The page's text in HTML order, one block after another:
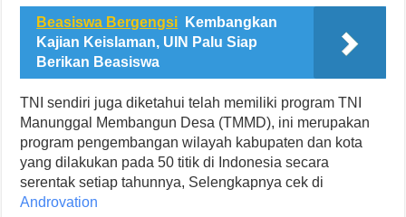
Beasiswa Bergengsi
Kembangkan
Kajian Keislaman, UIN Palu Siap
Berikan Beasiswa
TNI sendiri juga diketahui telah memiliki program TNI
Manunggal Membangun Desa (TMMD), ini merupakan
program pengembangan wilayah kabupaten dan kota
yang dilakukan pada 50 titik di Indonesia secara
serentak setiap tahunnya, Selengkapnya cek di
Androvation